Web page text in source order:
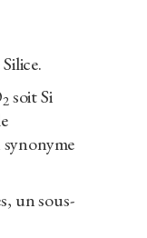
2 soit Si
un sous-